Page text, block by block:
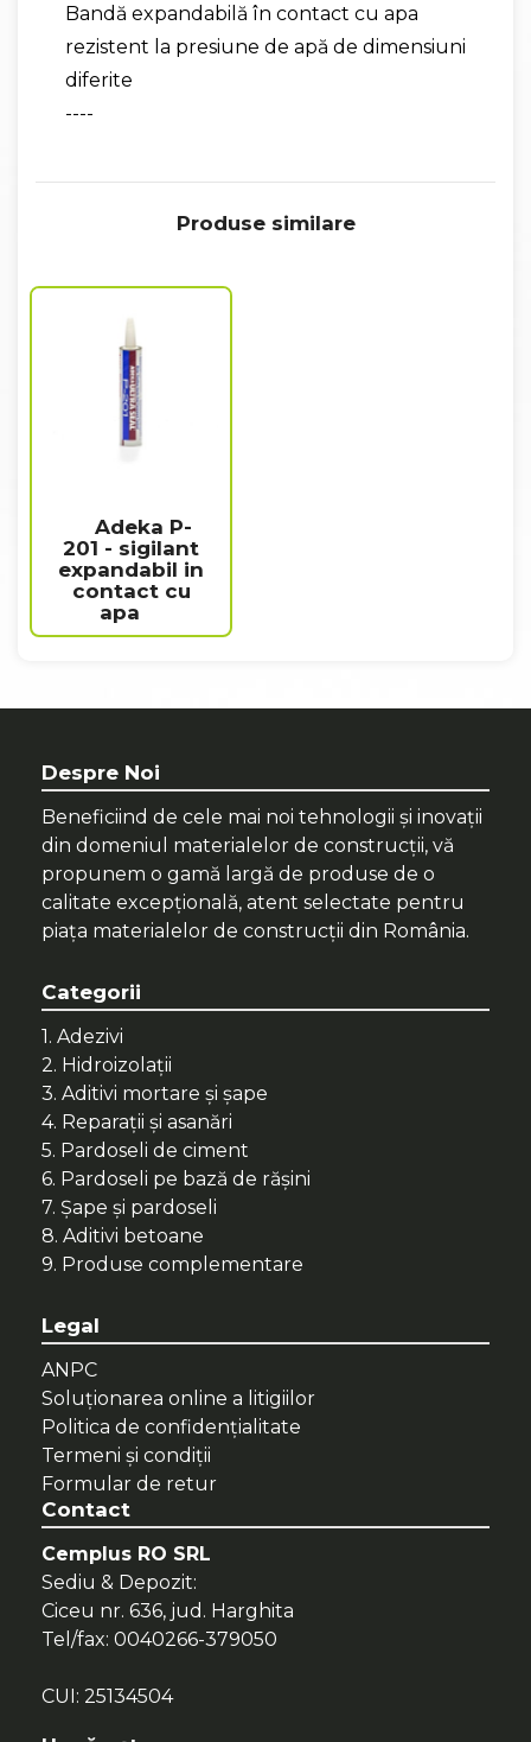
Bandă expandabilă în contact cu apa
rezistent la presiune de apă de dimensiuni
diferite
----
Produse similare
Adeka P-
201 - sigilant
expandabil in
contact cu
apa
Despre Noi
Beneficiind de cele mai noi tehnologii și inovații
din domeniul materialelor de construcții, vă
propunem o gamă largă de produse de o
calitate excepțională, atent selectate pentru
piața materialelor de construcții din România.
Categorii
1. Adezivi
2. Hidroizolații
3. Aditivi mortare și șape
4. Reparații și asanări
5. Pardoseli de ciment
6. Pardoseli pe bază de rășini
7. Șape și pardoseli
8. Aditivi betoane
9. Produse complementare
Legal
ANPC
Soluționarea online a litigiilor
Politica de confidenţialitate
Termeni şi condiţii
Formular de retur
Contact
Cemplus RO SRL
Sediu & Depozit:
Ciceu nr. 636, jud. Harghita
Tel/fax: 0040266-379050
CUI: 25134504